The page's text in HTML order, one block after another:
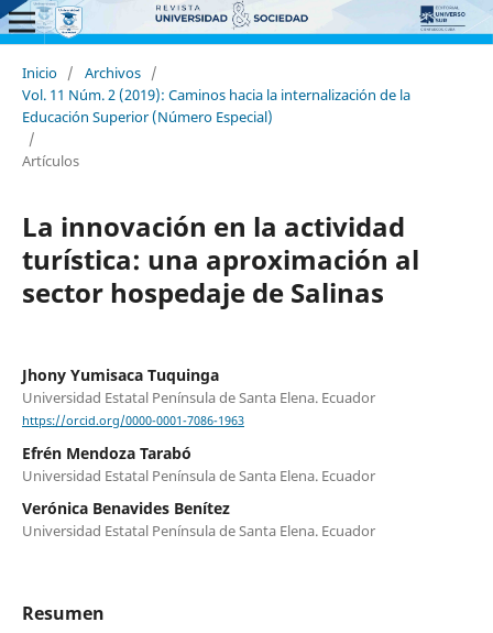
Inicio / Archivos /
Vol. 11 Núm. 2 (2019): Caminos hacia la internalización de la
Educación Superior (Número Especial)
/
Artículos
La innovación en la actividad
turística: una aproximación al
sector hospedaje de Salinas
Jhony Yumisaca Tuquinga
Universidad Estatal Península de Santa Elena. Ecuador
https://orcid.org/0000-0001-7086-1963
Efrén Mendoza Tarabó
Universidad Estatal Península de Santa Elena. Ecuador
Verónica Benavides Benítez
Universidad Estatal Península de Santa Elena. Ecuador
Resumen